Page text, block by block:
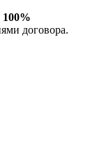
100%
договора.